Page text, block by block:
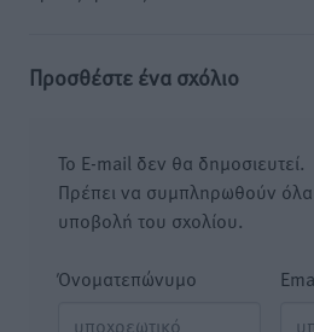
Προσθέστε ένα σχόλιο
Το E-mail δεν θα δημοσιευτεί.
Πρέπει να συμπληρωθούν όλα
υποβολή του σχολίου.
Όνοματεπώνυμο